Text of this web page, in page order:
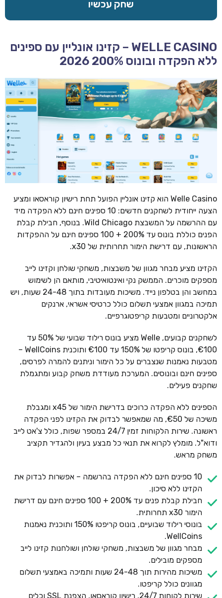
שחק עכשיו
WELLE CASINO – קזינו אונליין עם ספינים
ללא הפקדה ובונוס 200% 2026
Welle Casino הוא קזינו אונליין הפועל תחת רישיון קוראסאו ומציע
הצעה ייחודית לשחקנים חדשים: 10 ספינים חינם ללא הפקדה מיד
עם ההרשמה על המשבצת Wild Chicago. בנוסף, חבילת קבלת
הפנים כוללת בונוס עד 200% + 100 ספינים חינם על ההפקדות
הראשונות, עם דרישת הימור תחרותית של x30.
הקזינו מציע מבחר מגוון של משבצות, משחקי שולחן וקזינו לייב
מספקים מוכרים. הממשק נקי ואינטואיטיבי, מותאם הן לשימוש
במחשב והן בטלפון נייד. משיכות מעובדות בתוך 24-48 שעות, ויש
תמיכה במגוון אמצעי תשלום כולל כרטיסי אשראי, ארנקים
אלקטרוניים ומטבעות קריפטוגרפיים.
לשחקנים קבועים, Welle מציע בונוס רילוד שבועי של 50% עד
€100, בונוס קריפטו של 150% עד €100 ותוכנית WellCoins –
מטבעות נאמנות שנצברים על כל הימור וניתנים להמרה לפרסים,
ספינים חינם ובונוסים. המערכת מעודדת משחק קבוע ומתגמלת
שחקנים פעילים.
הספינים ללא הפקדה כרוכים בדרישת הימור של x45 ומגבלת
משיכה של €50, מה שמאפשר לבדוק את הקזינו לפני הפקדה
ראשונה. שירות הלקוחות זמין 24/7 במספר שפות, כולל צ'אט לייב
ודוא"ל. מומלץ לקרוא את תנאי כל מבצע בעיון ולהגדיר תקציב
משחק מראש.
10 ספינים חינם ללא הפקדה בהרשמה – אפשרות לבדוק את
הקזינו ללא סיכון.
חבילת קבלת פנים עד 200% + 100 ספינים חינם עם דרישת
הימור x30 תחרותית.
בונוסי רילוד שבועיים, בונוס קריפטו 150% ותוכנית נאמנות
WellCoins.
מבחר מגוון של משבצות, משחקי שולחן ושולחנות קזינו לייב
מספקים מובילים.
משיכות מהירות תוך 24-48 שעות ותמיכה באמצעי תשלום
מגוונים כולל קריפטו.
שירות לקוחות 24/7, רישיון קוראסאו, הצפנת SSL וכלים